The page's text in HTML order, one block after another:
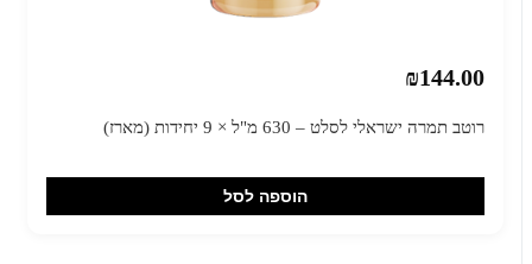
₪144.00
רוטב תמרה ישראלי לסלט – 630 מ"ל × 9 יחידות (מארז)
הוספה לסל